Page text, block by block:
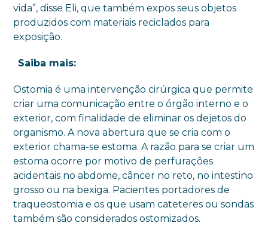
vida”, disse Eli, que também expos seus objetos
produzidos com materiais reciclados para
exposição.
Saiba mais:
Ostomia é uma intervenção cirúrgica que permite
criar uma comunicação entre o órgão interno e o
exterior, com finalidade de eliminar os dejetos do
organismo. A nova abertura que se cria com o
exterior chama-se estoma. A razão para se criar um
estoma ocorre por motivo de perfurações
acidentais no abdome, câncer no reto, no intestino
grosso ou na bexiga. Pacientes portadores de
traqueostomia e os que usam cateteres ou sondas
também são considerados ostomizados.